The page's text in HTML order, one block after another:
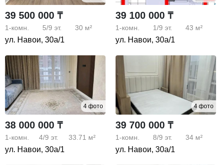
39 500 000 ₸
1-комн. 5/9 эт. 30 м²
ул. Навои, 30а/1
39 100 000 ₸
1-комн. 1/9 эт. 43 м²
ул. Навои, 30а/1
4 фото
38 000 000 ₸
1-комн. 4/9 эт. 33.71 м²
ул. Навои, 30а/1
4 фото
39 700 000 ₸
1-комн. 8/9 эт. 34 м²
ул. Навои, 30а/1